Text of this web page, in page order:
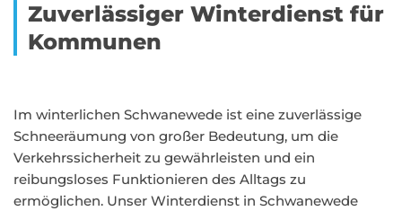
Zuverlässiger Winterdienst für
Kommunen
Im winterlichen Schwanewede ist eine zuverlässige
Schneeräumung von großer Bedeutung, um die
Verkehrssicherheit zu gewährleisten und ein
reibungsloses Funktionieren des Alltags zu
ermöglichen. Unser Winterdienst in Schwanewede